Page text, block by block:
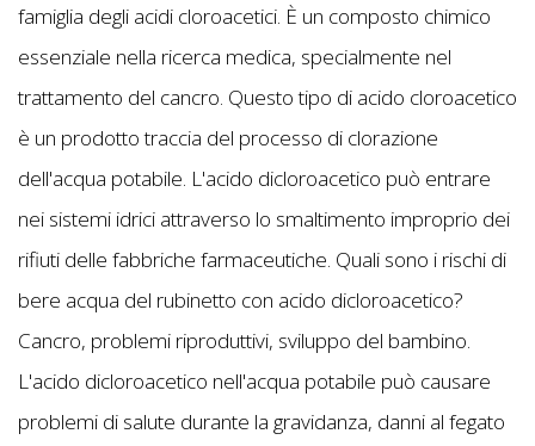
famiglia degli acidi cloroacetici. È un composto chimico
essenziale nella ricerca medica, specialmente nel
trattamento del cancro. Questo tipo di acido cloroacetico
è un prodotto traccia del processo di clorazione
dell'acqua potabile. L'acido dicloroacetico può entrare
nei sistemi idrici attraverso lo smaltimento improprio dei
rifiuti delle fabbriche farmaceutiche. Quali sono i rischi di
bere acqua del rubinetto con acido dicloroacetico?
Cancro, problemi riproduttivi, sviluppo del bambino.
L'acido dicloroacetico nell'acqua potabile può causare
problemi di salute durante la gravidanza, danni al fegato